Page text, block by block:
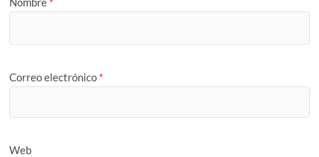
Correo electrónico *
Web